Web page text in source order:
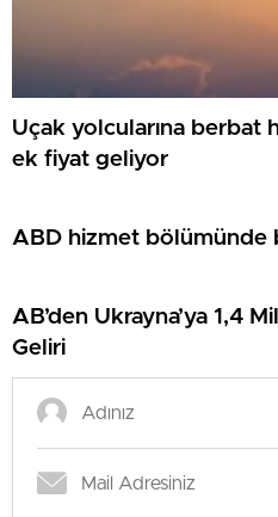
Uçak yolcularına berbat
ek fiyat geliyor
ABD hizmet bölümünde
AB’den Ukrayna’ya 1,4
Geliri